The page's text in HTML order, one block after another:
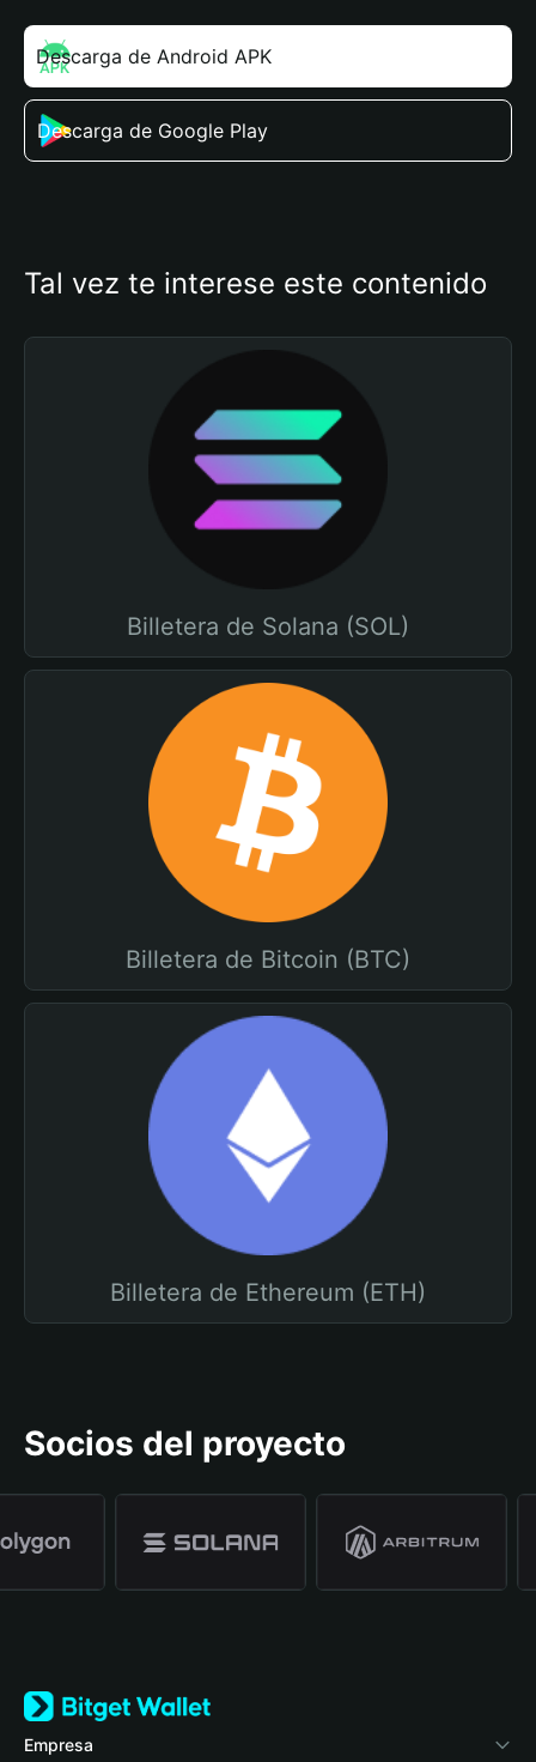
Descarga de Android APK
Descarga de Google Play
Tal vez te interese este contenido
Billetera de Solana (SOL)
Billetera de Bitcoin (BTC)
Billetera de Ethereum (ETH)
Socios del proyecto
Empresa